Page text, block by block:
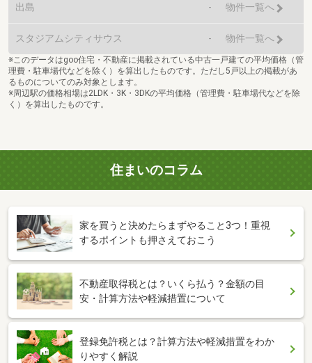
出島 - 物件一覧へ
スタジアムシティサウス - 物件一覧へ
※このデータはgoo住宅・不動産に掲載されている中古一戸建ての平均価格（管
理費・駐車場代などを除く）を算出したものです。ただし5戸以上の掲載があ
るものについてのみ対象とします。
※周辺駅の価格相場は2LDK・3K・3DKの平均価格（管理費・駐車場代などを除
く）を算出したものです。
住まいのコラム
家を買うと決めたらまずやること3つ！重視
するポイントも押さえておこう
不動産取得税とは？いくら払う？金額の目
安・計算方法や軽減措置について
登録免許税とは？計算方法や軽減措置をわか
りやすく解説